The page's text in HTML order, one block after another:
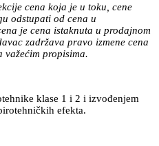
cena koja je u toku, cene
odstupati od cena u
je cena istaknuta u prodajnom
zadržava pravo izmene cena
važećim propisima.
klase 1 i 2 i izvođenjem
efekta.